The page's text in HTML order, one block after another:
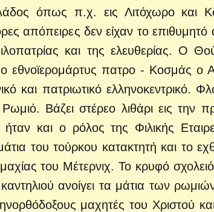
όπως π.χ. εις Λιτόχωρο και
απόπειρες δεν είχαν το
και της ελευθερίας. Ο
πατρο - Κοσμάς ο
και πατριωτικό ελληνοκεντρικό.
Βάζει στέρεο λιθάρι εις την
και ο ρόλος της Φιλικής
του τούρκου κατακτητή και το
του Μέτερνιχ. Το κρυφό
ανοίγει τα μάτια των
μαχητές του Χριστού